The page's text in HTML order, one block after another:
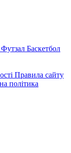
Футзал Баскетбол
Правила сайту
політика